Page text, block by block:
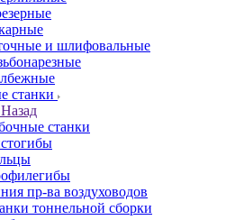
и шлифовальные
станки
Назад
станки
пр-ва воздуховодов
тоннельной сборки